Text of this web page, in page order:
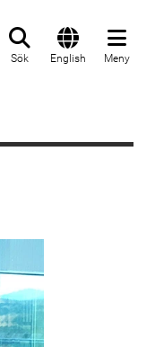
Sök English Meny